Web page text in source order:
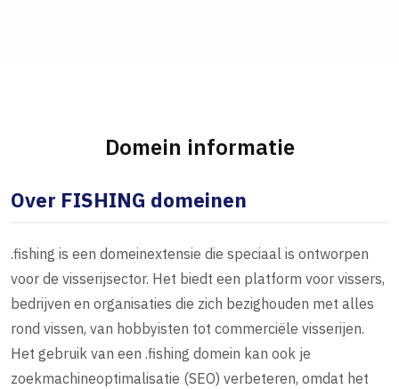
Domein informatie
Over FISHING domeinen
.fishing is een domeinextensie die speciaal is ontworpen
voor de visserijsector. Het biedt een platform voor vissers,
bedrijven en organisaties die zich bezighouden met alles
rond vissen, van hobbyisten tot commerciële visserijen.
Het gebruik van een .fishing domein kan ook je
zoekmachineoptimalisatie (SEO) verbeteren, omdat het